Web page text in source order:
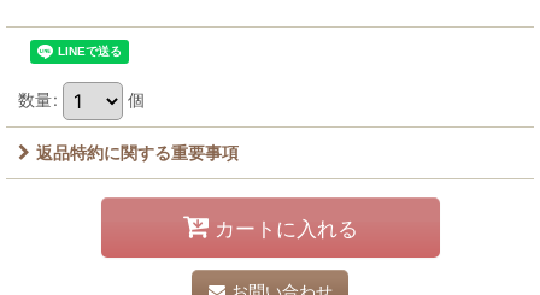
数量: 個
返品特約に関する重要事項
カートに入れる
お問い合わせ